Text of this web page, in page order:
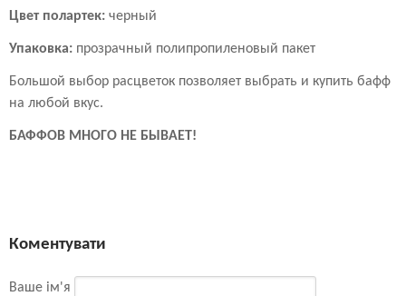
Цвет полартек: черный
Упаковка: прозрачный полипропиленовый пакет
Большой выбор расцветок позволяет выбрать и купить бафф
на любой вкус.
БАФФОВ МНОГО НЕ БЫВАЕТ!
Коментувати
Ваше ім'я